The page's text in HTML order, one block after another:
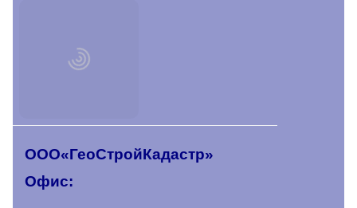
ООО«ГеоСтройКадастр»
Офис: